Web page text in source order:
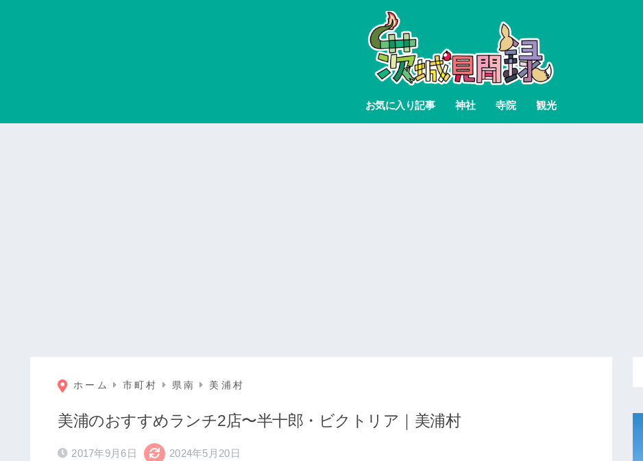
お気に入り記事 神社 寺院 観光
ホーム 市町村 県南 美浦村
美浦のおすすめランチ2店〜半十郎・ビクトリア｜美浦村
2017年9月6日 2024年5月20日